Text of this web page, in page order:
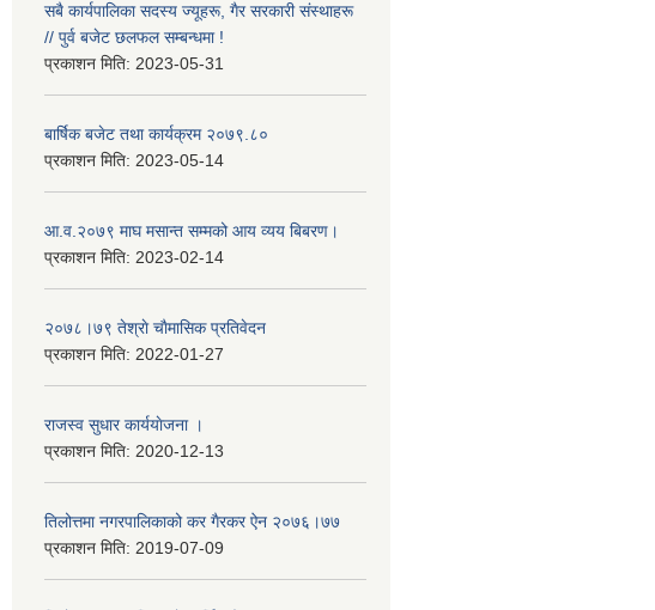
सबै कार्यपालिका सदस्य ज्यूहरू, गैर सरकारी संस्थाहरू
// पुर्व बजेट छलफल सम्बन्धमा !
प्रकाशन मिति: 2023-05-31
बार्षिक बजेट तथा कार्यक्रम २०७९.८०
प्रकाशन मिति: 2023-05-14
आ.व.२०७९ माघ मसान्त सम्मको आय व्यय बिबरण।
प्रकाशन मिति: 2023-02-14
२०७८।७९ तेश्राे चाैमासिक प्रतिवेदन
प्रकाशन मिति: 2022-01-27
राजस्व सुधार कार्ययाेजना ।
प्रकाशन मिति: 2020-12-13
तिलोत्तमा नगरपालिकाको कर गैरकर ऐन २०७६।७७
प्रकाशन मिति: 2019-07-09